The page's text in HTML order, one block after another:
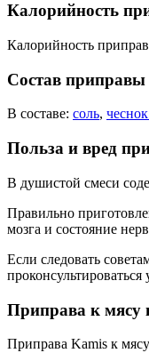
Калорийность
Калорийность
Состав
В составе: соль,
Польза и вред
В душистой смеси
Правильно
мозга и состояние
Если следовать
Приправа к мясу
Приправа Kamis к